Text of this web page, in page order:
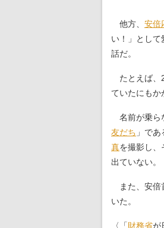
他方、 安倍
い！」とし
話だ。
たとえば、
ていたにもか
名前が乗ら
友だち 」であ
真を撮影し、
出ていない。
また、安倍
いた。
〈「財務省が